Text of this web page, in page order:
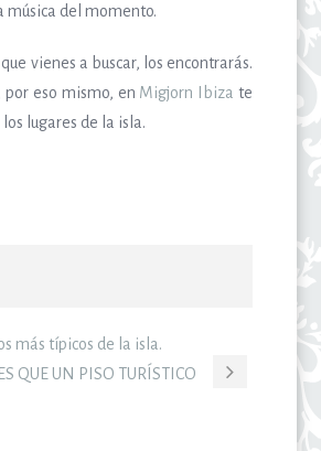
música del momento.
vienes a buscar, los encontrarás.
eso mismo, en Migjorn Ibiza te
lugares de la isla.
más típicos de la isla.
QUE UN PISO TURÍSTICO